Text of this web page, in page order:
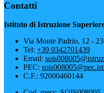
Contatti
Istituto di Istruzione
Via Monte Padrio, 12 -
Tel: +39 0342701439
Email:
PEC:
C.F.: 92000460144